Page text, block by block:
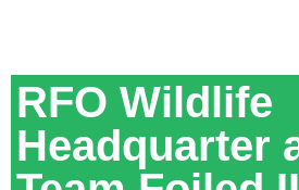
RFO Wildlife
Headquarter